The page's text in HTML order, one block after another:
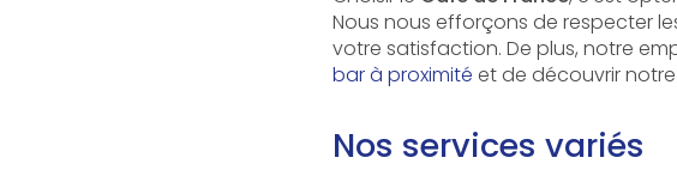
Nous nous efforçons de respecter
votre satisfaction. De plus, notre
bar à proximité et de découvrir notre
Nos services variés